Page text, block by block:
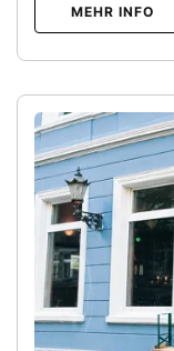
MEHR INFO